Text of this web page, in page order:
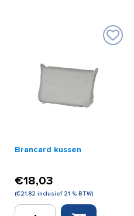
Brancard kussen
€18,03
(€21,82 inclusief 21 % BTW)
Brancard